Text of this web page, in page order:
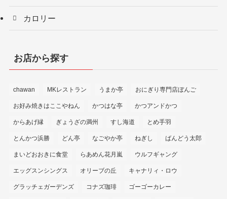
カロリー
お店から探す
chawan MKレストラン うまか亭 おにぎり専門店ぼんご
お好み焼きはここやねん かつはな亭 かつアンドかつ
からあげ縁 ぎょうざの満州 すし海道 とめ手羽
とんかつ浜勝 どん亭 なごやか亭 ねぎし ばんどう太郎
まいどおおきに食堂 らあめん花月嵐 ウルフギャング
エッグスンシングス オリーブの丘 キャナリィ・ロウ
グラッチェガーデンズ コナズ珈琲 ゴーゴーカレー